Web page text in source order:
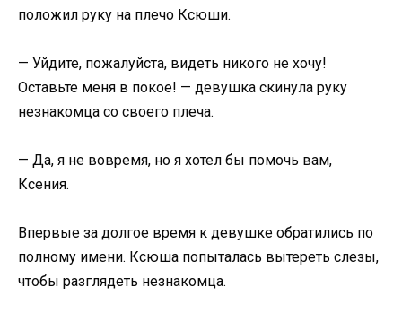
положил руку на плечо Ксюши.
— Уйдите, пожалуйста, видеть никого не хочу!
Оставьте меня в покое! — девушка скинула руку
незнакомца со своего плеча.
— Да, я не вовремя, но я хотел бы помочь вам,
Ксения.
Впервые за долгое время к девушке обратились по
полному имени. Ксюша попыталась вытереть слезы,
чтобы разглядеть незнакомца.